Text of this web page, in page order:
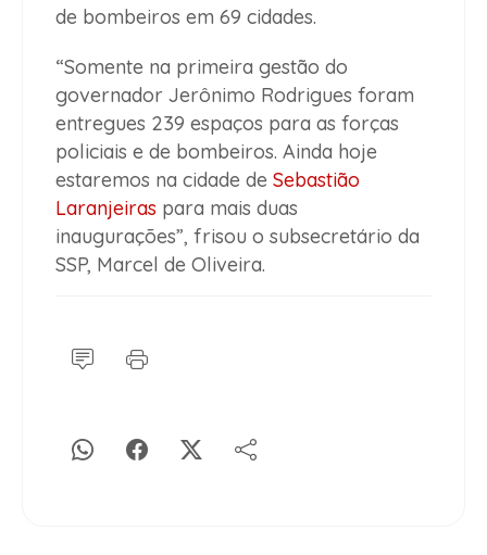
de bombeiros em 69 cidades.
“Somente na primeira gestão do
governador Jerônimo Rodrigues foram
entregues 239 espaços para as forças
policiais e de bombeiros. Ainda hoje
estaremos na cidade de Sebastião
Laranjeiras para mais duas
inaugurações”, frisou o subsecretário da
SSP, Marcel de Oliveira.